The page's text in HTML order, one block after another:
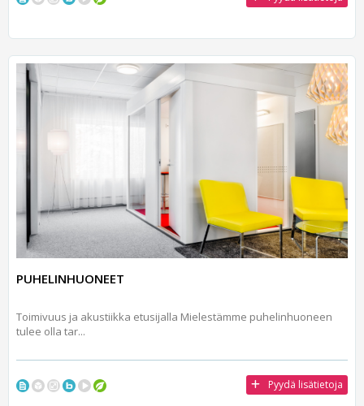
PUHELINHUONEET
Toimivuus ja akustiikka etusijalla Mielestämme puhelinhuoneen
tulee olla tar...
Pyydä lisätietoja